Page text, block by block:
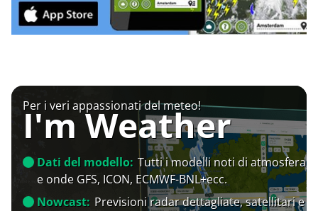
Per i veri appassionati del meteo!
I'm Weather
Dati del modello: Tutti i modelli noti di atmosfera
e onde GFS, ICON, ECMWF-BNL+ecc.
Nowcast: Previsioni radar dettagliate, satellitari e